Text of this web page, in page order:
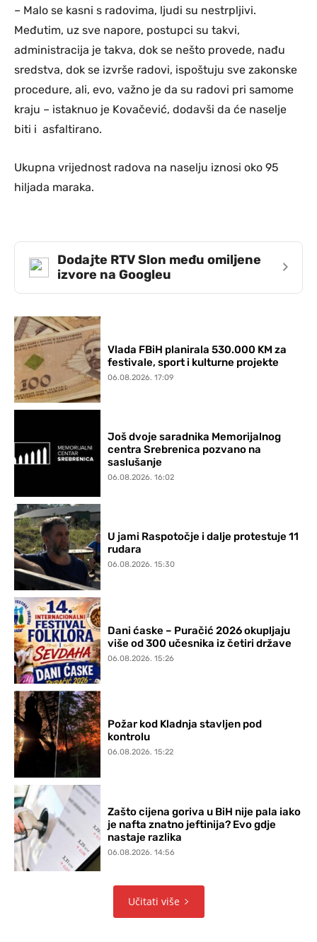
– Malo se kasni s radovima, ljudi su nestrpljivi.
Međutim, uz sve napore, postupci su takvi,
administracija je takva, dok se nešto provede, nađu
sredstva, dok se izvrše radovi, ispoštuju sve zakonske
procedure, ali, evo, važno je da su radovi pri samome
kraju – istaknuo je Kovačević, dodavši da će naselje
biti i asfaltirano.
Ukupna vrijednost radova na naselju iznosi oko 95
hiljada maraka.
Dodajte RTV Slon među omiljene
izvore na Googleu
›
Vlada FBiH planirala 530.000 KM za
festivale, sport i kulturne projekte
06.08.2026. 17:09
Još dvoje saradnika Memorijalnog
centra Srebrenica pozvano na
saslušanje
06.08.2026. 16:02
U jami Raspotočje i dalje protestuje 11
rudara
06.08.2026. 15:30
Dani ćaske – Puračić 2026 okupljaju
više od 300 učesnika iz četiri države
06.08.2026. 15:26
Požar kod Kladnja stavljen pod
kontrolu
06.08.2026. 15:22
Zašto cijena goriva u BiH nije pala iako
je nafta znatno jeftinija? Evo gdje
nastaje razlika
06.08.2026. 14:56
Učitati više